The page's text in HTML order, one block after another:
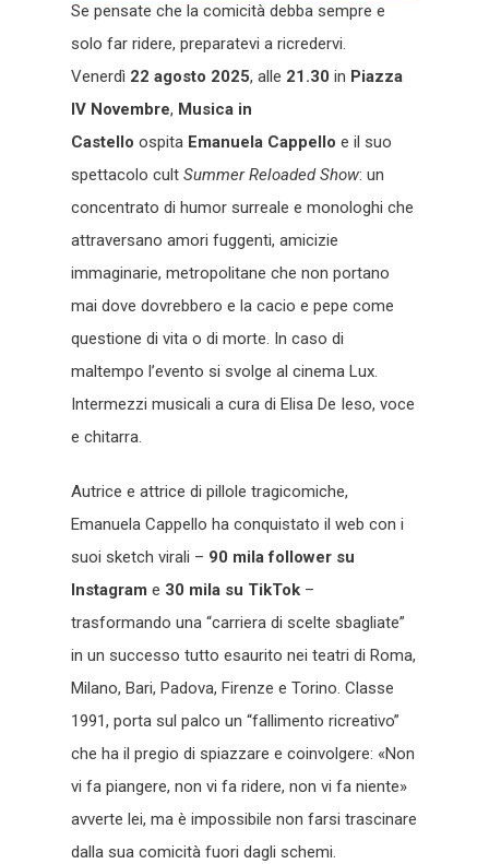
Se pensate che la comicità debba sempre e
solo far ridere, preparatevi a ricredervi.
Venerdì 22 agosto 2025, alle 21.30 in Piazza
IV Novembre, Musica in
Castello ospita Emanuela Cappello e il suo
spettacolo cult Summer Reloaded Show: un
concentrato di humor surreale e monologhi che
attraversano amori fuggenti, amicizie
immaginarie, metropolitane che non portano
mai dove dovrebbero e la cacio e pepe come
questione di vita o di morte. In caso di
maltempo l’evento si svolge al cinema Lux.
Intermezzi musicali a cura di Elisa De Ieso, voce
e chitarra.
Autrice e attrice di pillole tragicomiche,
Emanuela Cappello ha conquistato il web con i
suoi sketch virali – 90 mila follower su
Instagram e 30 mila su TikTok –
trasformando una “carriera di scelte sbagliate”
in un successo tutto esaurito nei teatri di Roma,
Milano, Bari, Padova, Firenze e Torino. Classe
1991, porta sul palco un “fallimento ricreativo”
che ha il pregio di spiazzare e coinvolgere: «Non
vi fa piangere, non vi fa ridere, non vi fa niente»
avverte lei, ma è impossibile non farsi trascinare
dalla sua comicità fuori dagli schemi.